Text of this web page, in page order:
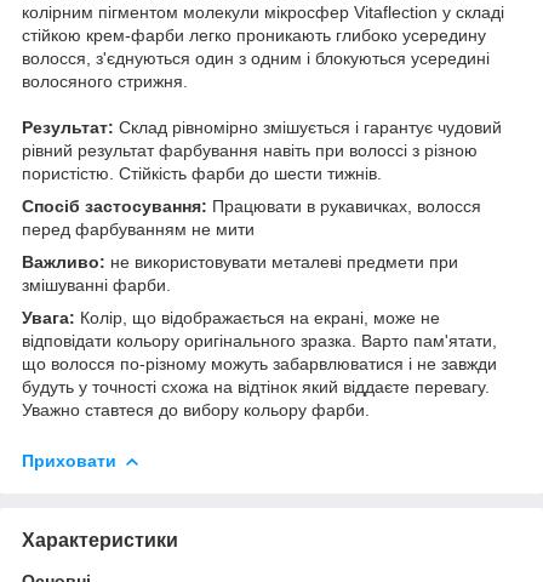
колірним пігментом молекули мікросфер Vitaflection у складі
стійкою крем-фарби легко проникають глибоко усередину
волосся, з'єднуються один з одним і блокуються усередині
волосяного стрижня.
Результат: Склад рівномірно змішується і гарантує чудовий
рівний результат фарбування навіть при волоссі з різною
пористістю. Стійкість фарби до шести тижнів.
Спосіб застосування: Працювати в рукавичках, волосся
перед фарбуванням не мити
Важливо: не використовувати металеві предмети при
змішуванні фарби.
Увага: Колір, що відображається на екрані, може не
відповідати кольору оригінального зразка. Варто пам'ятати,
що волосся по-різному можуть забарвлюватися і не завжди
будуть у точності схожа на відтінок який віддаєте перевагу.
Уважно ставтеся до вибору кольору фарби.
Приховати
Характеристики